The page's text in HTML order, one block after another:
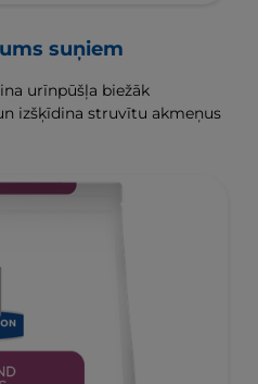
suņiem
urīnpūšļa biežāk
izšķīdina struvītu akmeņus